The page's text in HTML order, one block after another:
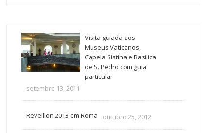
Visita guiada aos
Museus Vaticanos,
Capela Sistina e Basilica
de S. Pedro com guia
particular
setembro 13, 2011
Reveillon 2013 em Roma outubro 25, 2012